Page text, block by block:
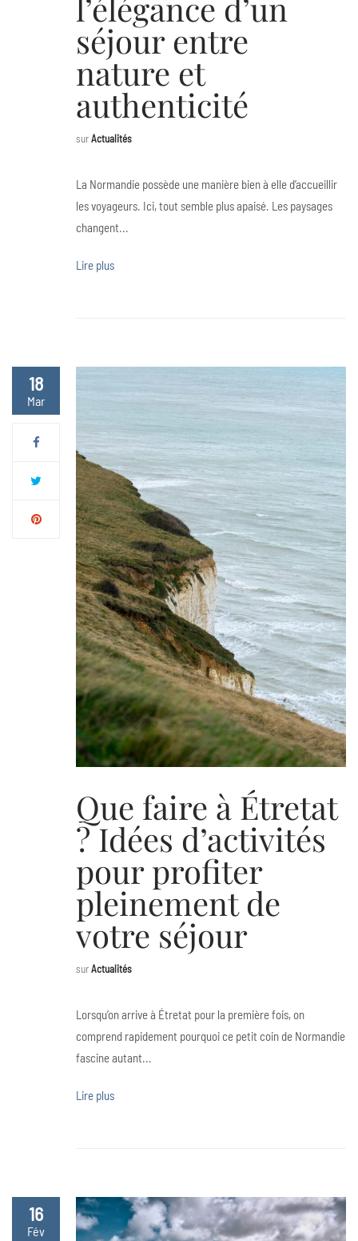
l’élégance d’un
séjour entre
nature et
authenticité
surActualités
La Normandie possède une manière bien à elle d’accueillir
les voyageurs. Ici, tout semble plus apaisé. Les paysages
changent...
Lire plus
18
Mar
Que faire à Étretat
? Idées d’activités
pour profiter
pleinement de
votre séjour
surActualités
Lorsqu’on arrive à Étretat pour la première fois, on
comprend rapidement pourquoi ce petit coin de Normandie
fascine autant...
Lire plus
16
Fév